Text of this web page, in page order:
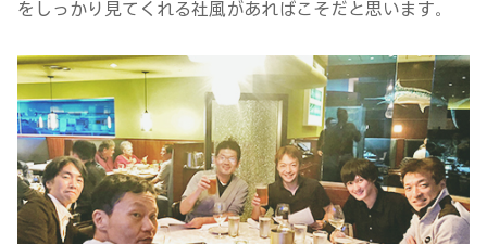
をしっかり見てくれる社風があればこそだと思います。